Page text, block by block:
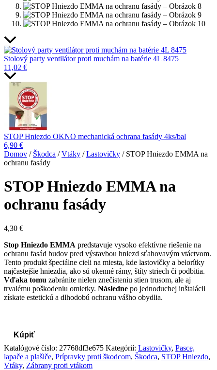
Stolový party ventilátor proti muchám na batérie 4L 8475
11,02 €
STOP Hniezdo OKNO mechanická ochrana fasády 4ks/bal
6,90 €
Domov / Škodca /Vtáky /Lastovičky / STOP Hniezdo EMMA na
ochranu fasády
STOP Hniezdo EMMA na
ochranu fasády
4,30 €
Stop Hniezdo EMMA predstavuje vysoko efektívne riešenie na
ochranu fasád budov pred výstavbou hniezd sťahovavým vtáctvom.
Tento produkt špeciálne cieli na miesta, kde lastovičky a belorítky
najčastejšie hniezdia, ako sú okenné rámy, štíty striech či podbitia.
Vďaka tomu zabránite nielen znečisteniu stien trusom, ale aj
trvalému poškodeniu omietky. Následne po jednoduchej inštalácii
získate estetickú a dlhodobú ochranu vášho obydlia.
Kúpiť
Katalógové číslo: 27768df3e675 Kategórií: Lastovičky, Pasce,
lapače a plašiče, Prípravky proti škodcom, Škodca, STOP Hniezdo,
Vtáky, Zábrany proti vtákom